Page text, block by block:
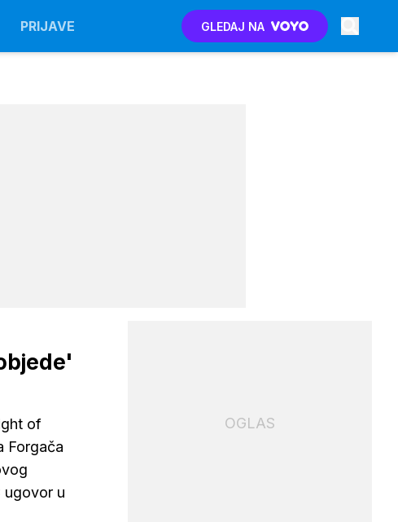
PRIJAVE GLEDAJ NA
of
Forgača
ugovor u
OGLAS